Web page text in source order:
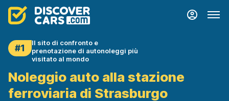
#1
Il sito di confronto e
prenotazione di autonoleggi più
visitato al mondo
Noleggio auto alla stazione
ferroviaria di Strasburgo